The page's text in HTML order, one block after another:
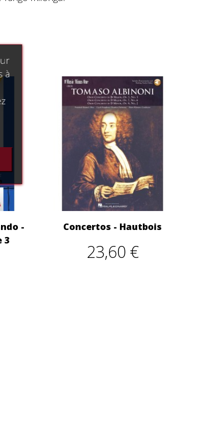
-
3
Concertos - Hautbois
23,60 €
à